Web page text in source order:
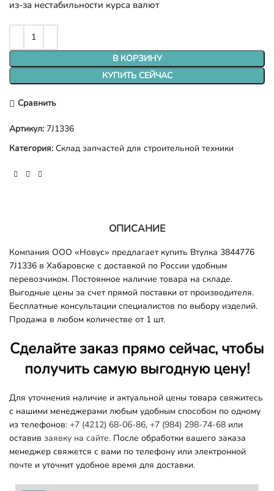
из-за нестабильности курса валют
В КОРЗИНУ
КУПИТЬ СЕЙЧАС
Сравнить
Артикул: 7J1336
Категория: Склад запчастей для строительной техники
ОПИСАНИЕ
Компания ООО «Новус» предлагает купить Втулка 3844776
7J1336 в Хабаровске с доставкой по России удобным
перевозчиком. Постоянное наличие товара на складе.
Выгодные цены за счет прямой поставки от производителя.
Бесплатные консультации специалистов по выбору изделий.
Продажа в любом количестве от 1 шт.
Сделайте заказ прямо сейчас, чтобы
получить самую выгодную цену!
Для уточнения наличие и актуальной цены товара свяжитесь
с нашими менеджерами любым удобным способом по одному
из телефонов: +7 (4212) 68-06-86, +7 (984) 298-74-68 или
оставив заявку на сайте. После обработки вашего заказа
менеджер свяжется с вами по телефону или электронной
почте и уточнит удобное время для доставки.